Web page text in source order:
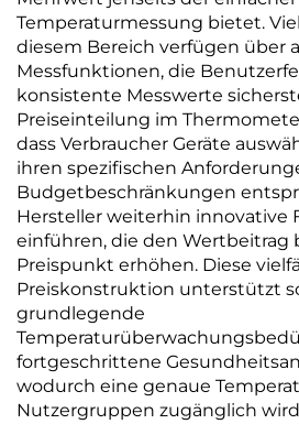
Temperaturmessung bietet.
diesem Bereich verfügen über
Messfunktionen, die
konsistente Messwerte
Preiseinteilung im
dass Verbraucher Geräte
ihren spezifischen
Budgetbeschränkungen
Hersteller weiterhin innovative
einführen, die den Wertbeitrag
Preispunkt erhöhen. Diese
Preiskonstruktion unterstützt
grundlegende
fortgeschrittene
wodurch eine genaue
Nutzergruppen zugänglich